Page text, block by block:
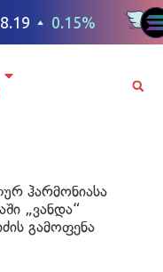
ჰარმონიასა
„ვანდა“
გამოფენა